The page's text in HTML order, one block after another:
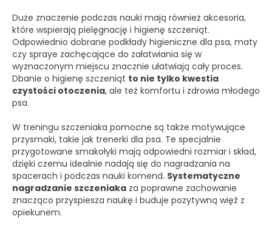
Duże znaczenie podczas nauki mają również akcesoria,
które wspierają pielęgnację i higienę szczeniąt.
Odpowiednio dobrane podkłady higieniczne dla psa, maty
czy spraye zachęcające do załatwiania się w
wyznaczonym miejscu znacznie ułatwiają cały proces.
Dbanie o higienę szczeniąt to nie tylko kwestia
czystości otoczenia, ale też komfortu i zdrowia młodego
psa.
W treningu szczeniaka pomocne są także motywujące
przysmaki, takie jak trenerki dla psa. Te specjalnie
przygotowane smakołyki mają odpowiedni rozmiar i skład,
dzięki czemu idealnie nadają się do nagradzania na
spacerach i podczas nauki komend. Systematyczne
nagradzanie szczeniaka za poprawne zachowanie
znacząco przyspiesza naukę i buduje pozytywną więź z
opiekunem.